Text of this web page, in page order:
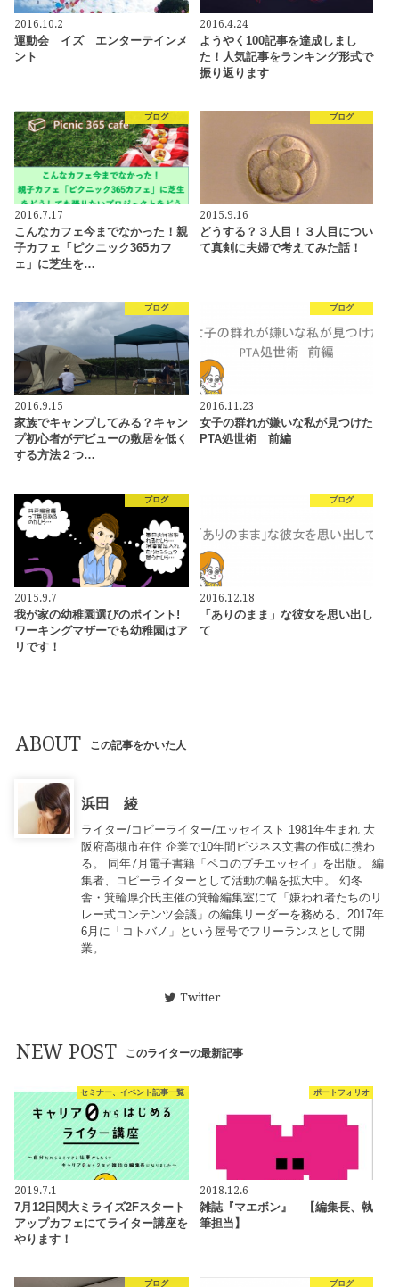
2016.10.2
運動会 イズ エンターテインメ
ント
2016.4.24
ようやく100記事を達成しまし
た！人気記事をランキング形式で
振り返ります
ブログ
2016.7.17
こんなカフェ今までなかった！親
子カフェ「ピクニック365カフ
ェ」に芝生を…
ブログ
2015.9.16
どうする？３人目！３人目につい
て真剣に夫婦で考えてみた話！
ブログ
2016.9.15
家族でキャンプしてみる？キャン
プ初心者がデビューの敷居を低く
する方法２つ…
ブログ
2016.11.23
女子の群れが嫌いな私が見つけた
PTA処世術 前編
ブログ
2015.9.7
我が家の幼稚園選びのポイント!
ワーキングマザーでも幼稚園はア
リです！
ブログ
2016.12.18
「ありのまま」な彼女を思い出し
て
ABOUT この記事をかいた人
浜田 綾
ライター/コピーライター/エッセイスト 1981年生まれ 大
阪府高槻市在住 企業で10年間ビジネス文書の作成に携わ
る。 同年7月電子書籍「ペコのプチエッセイ」を出版。 編
集者、コピーライターとして活動の幅を拡大中。 幻冬
舎・箕輪厚介氏主催の箕輪編集室にて「嫌われ者たちのリ
レー式コンテンツ会議」の編集リーダーを務める。2017年
6月に「コトバノ」という屋号でフリーランスとして開
業。
Twitter
NEW POST このライターの最新記事
セミナー、イベント記事一覧
2019.7.1
7月12日関大ミライズ2Fスタート
アップカフェにてライター講座を
やります！
ポートフォリオ
2018.12.6
雑誌『マエボン』 【編集長、執
筆担当】
ブログ ブログ